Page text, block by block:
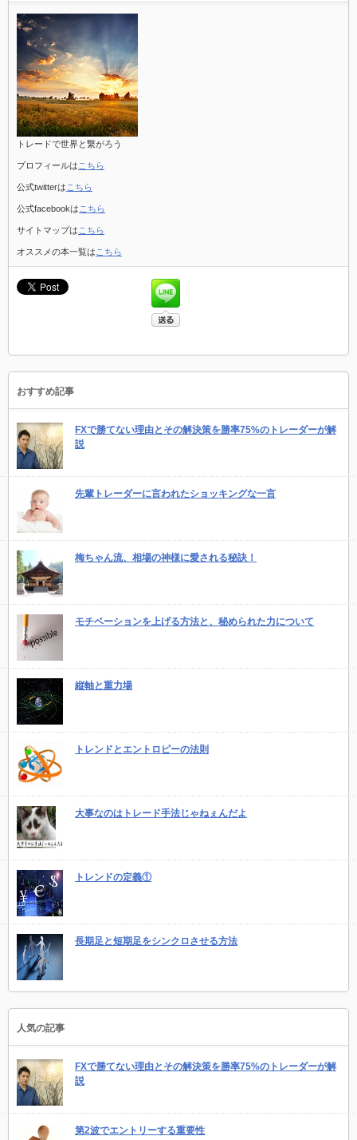
トレードで世界と繋がろう
プロフィールは こちら
公式twitterは こちら
公式facebookは こちら
サイトマップは こちら
オススメの本一覧は こちら
おすすめ記事
FXで勝てない理由とその解決策を勝率75%のトレーダーが解
説
先輩トレーダーに言われたショッキングな一言
梅ちゃん流、相場の神様に愛される秘訣！
モチベーションを上げる方法と、秘められた力について
縦軸と重力場
トレンドとエントロピーの法則
大事なのはトレード手法じゃねぇんだよ
トレンドの定義①
長期足と短期足をシンクロさせる方法
人気の記事
FXで勝てない理由とその解決策を勝率75%のトレーダーが解
説
第2波でエントリーする重要性